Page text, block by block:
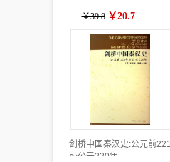
￥39.8 ￥20.7
剑桥中国秦汉史:公元前221
～公元220年